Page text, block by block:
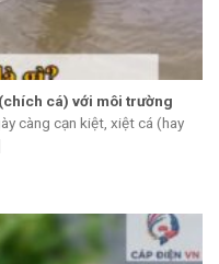
cá) với môi trường
càng cạn kiệt, xiệt cá (hay